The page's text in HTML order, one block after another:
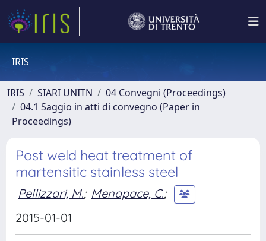
IRIS
IRIS SIARI UNITN
04 Convegni (Proceedings)
04.1 Saggio in atti di convegno (Paper in
Proceedings)
Post weld heat treatment of
martensitic stainless steel
Pellizzari, M.; Menapace, C.;
2015-01-01